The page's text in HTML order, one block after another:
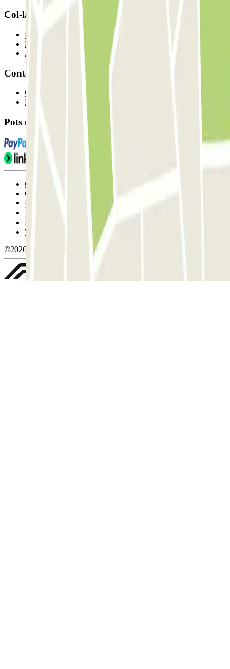
Col-laborem?
Professionals
Proveïdor de pàrquing
Afiliat
Contacte
Contacta'ns
FAQ
Pots utilitzar aquests mètodes de pagament:
Condicions d'ús i contratació
Condicions de cancel-lació
Política de cookies
Política de privacitat
Whistleblowing
©2026 Parclick. All rights reserved